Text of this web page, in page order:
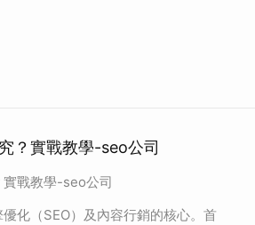
？實戰教學-seo公司
戰教學-seo公司
化（SEO）及內容行銷的核心。首